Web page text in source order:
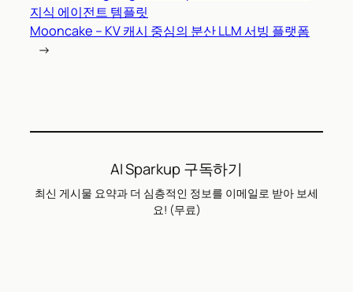
지식 에이전트 템플릿
Mooncake – KV 캐시 중심의 분산 LLM 서빙 플랫폼
→
AI Sparkup 구독하기
최신 게시물 요약과 더 심층적인 정보를 이메일로 받아 보세
요! (무료)